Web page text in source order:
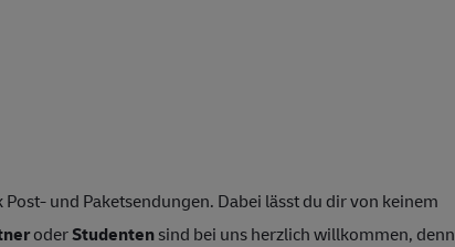
und Paketsendungen. Dabei lässt du dir von keinem
oderStudentensind bei uns herzlich willkommen, denn